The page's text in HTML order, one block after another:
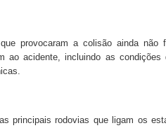
provocaram a colisão ainda não
ao acidente, incluindo as
principais rodovias que ligam os